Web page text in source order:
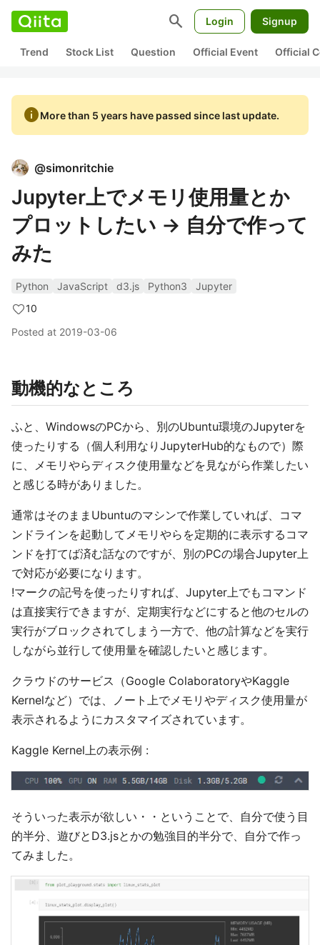
search Login Signup
Trend Stock List Question Official Event Official
infoMore than 5 years have passed since last update.
@simonritchie
Jupyter上でメモリ使用量とか
プロットしたい → 自分で作って
みた
Python JavaScript d3.js Python3
Jupyter
10
Posted at 2019-03-06
動機的なところ
ふと、WindowsのPCから、別のUbuntu環境のJupyterを
使ったりする（個人利用なりJupyterHub的なもので）際
に、メモリやらディスク使用量などを見ながら作業したい
と感じる時がありました。
通常はそのままUbuntuのマシンで作業していれば、コマ
ンドラインを起動してメモリやらを定期的に表示するコマ
ンドを打てば済む話なのですが、別のPCの場合Jupyter上
で対応が必要になります。
!マークの記号を使ったりすれば、Jupyter上でもコマンド
は直接実行できますが、定期実行などにすると他のセルの
実行がブロックされてしまう一方で、他の計算などを実行
しながら並行して使用量を確認したいと感じます。
クラウドのサービス（Google ColaboratoryやKaggle
Kernelなど）では、ノート上でメモリやディスク使用量が
表示されるようにカスタマイズされています。
Kaggle Kernel上の表示例 :
そういった表示が欲しい・・ということで、自分で使う目
的半分、遊びとD3.jsとかの勉強目的半分で、自分で作っ
てみました。